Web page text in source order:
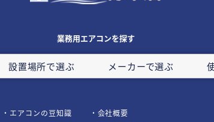
業務用エアコンを探す
設置場所で選ぶ メーカーで選ぶ
エアコンの豆知識
会社概要